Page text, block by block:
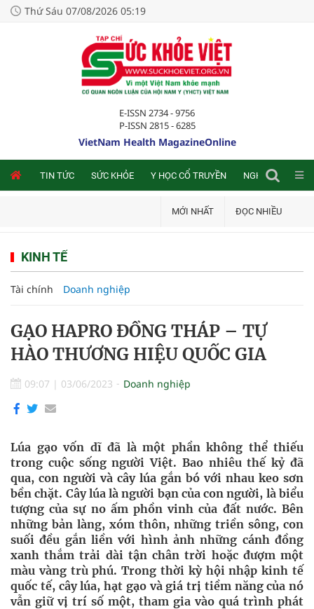
Thứ Sáu 07/08/2026 05:19
E-ISSN 2734 - 9756
P-ISSN 2815 - 6285
VietNam Health MagazineOnline
TIN TỨC SỨC KHỎE Y HỌC CỔ TRUYỀN NGHIÊN CỨU
MỚI NHẤT ĐỌC NHIỀU
KINH TẾ
Tài chính Doanh nghiệp
GẠO HAPRO ĐỒNG THÁP – TỰ
HÀO THƯƠNG HIỆU QUỐC GIA
09:07 | 03/06/2023 Doanh nghiệp
Lúa gạo vốn dĩ đã là một phần không thể thiếu
trong cuộc sống người Việt. Bao nhiêu thế kỷ đã
qua, con người và cây lúa gắn bó với nhau keo sơn
bền chặt. Cây lúa là người bạn của con người, là biểu
tượng của sự no ấm phồn vinh của đất nước. Bên
những bản làng, xóm thôn, những triền sông, con
suối đều gắn liền với hình ảnh những cánh đồng
xanh thắm trải dài tận chân trời hoặc đượm một
màu vàng trù phú. Trong thời kỳ hội nhập kinh tế
quốc tế, cây lúa, hạt gạo và giá trị tiềm năng của nó
vẫn giữ vị trí số một, tham gia vào quá trình phát